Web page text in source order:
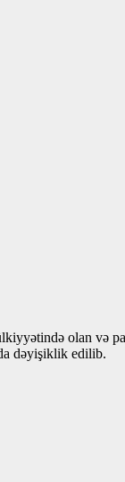
olan və
dəyişiklik edilib.